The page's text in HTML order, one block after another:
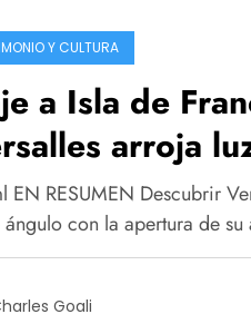
Y CULTURA
a Isla de
arroja
de la
EN RESUMEN Descubrir
ángulo con la apertura de
Goali